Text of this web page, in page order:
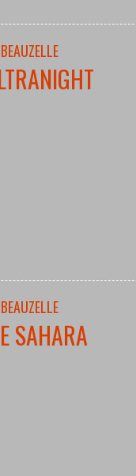
SAHARA